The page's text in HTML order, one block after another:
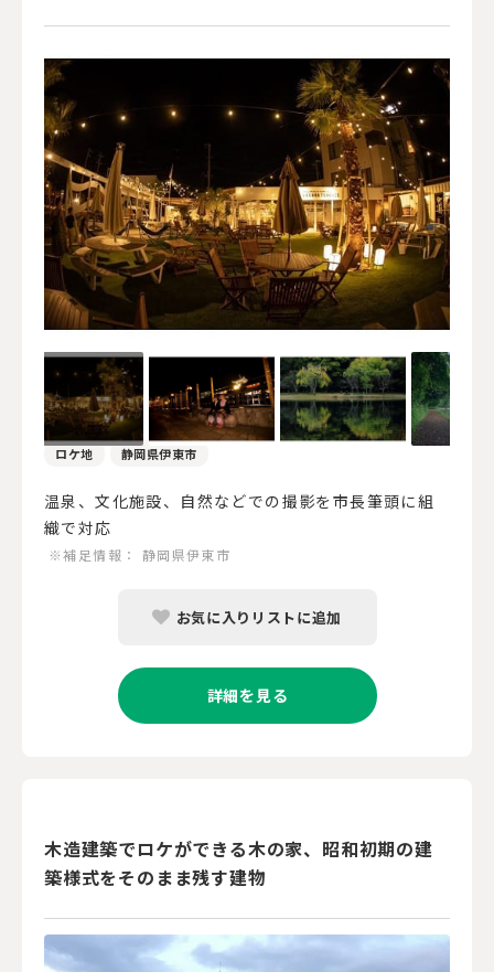
ロケ地 静岡県伊東市
温泉、文化施設、自然などでの撮影を市長筆頭に組
織で対応
※補足情報： 静岡県伊東市
お気に入りリストに追加
詳細を見る
木造建築でロケができる木の家、昭和初期の建
築様式をそのまま残す建物